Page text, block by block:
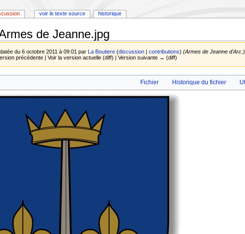
de Jeanne.jpg
du 6 octobre 2011 à 09:01 par La Boutiere (discussion |contributions) (Armes de Jeanne d'Arc.)
précédente | Voir la version actuelle (diff) | Version suivante → (diff)
Fichier Historique du fichier
voir le texte source historique